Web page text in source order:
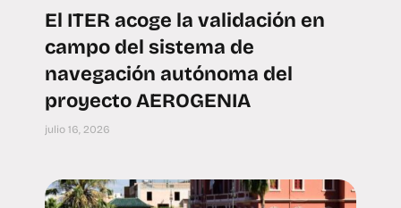
El ITER acoge la validación en
campo del sistema de
navegación autónoma del
proyecto AEROGENIA
julio 16, 2026